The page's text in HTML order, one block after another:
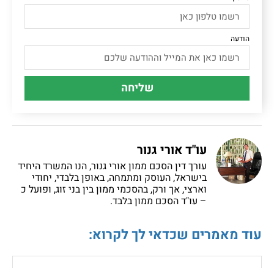
הודעה
שליחה
עו"ד אורי גנור
עורך דין הסכם ממון אורי גנור, הנו המשרד היחיד
בישראל, העוסק ומתמחה, באופן בלבדי, יחודי
וארצי, אך ורק, בהסכמי ממון בין בני זוג, ופועל כ
– עו"ד הסכם ממון בלבד.
עוד מאמרים שכדאי לך לקרוא: